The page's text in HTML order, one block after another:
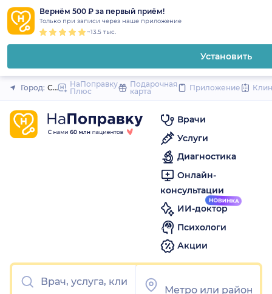
Вернём 500 ₽ за первый приём!
Только при записи через наше приложение
~13.5 тыс.
Установить
Закрыть
Город: Санкт-Петербург
НаПоправку
Плюс
Подарочная
карта
Приложение
Врачи
Услуги
Диагностика
Онлайн-
консультации
ИИ-доктор
Психологи
Акции